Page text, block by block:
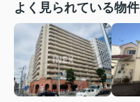
よく見られている物件